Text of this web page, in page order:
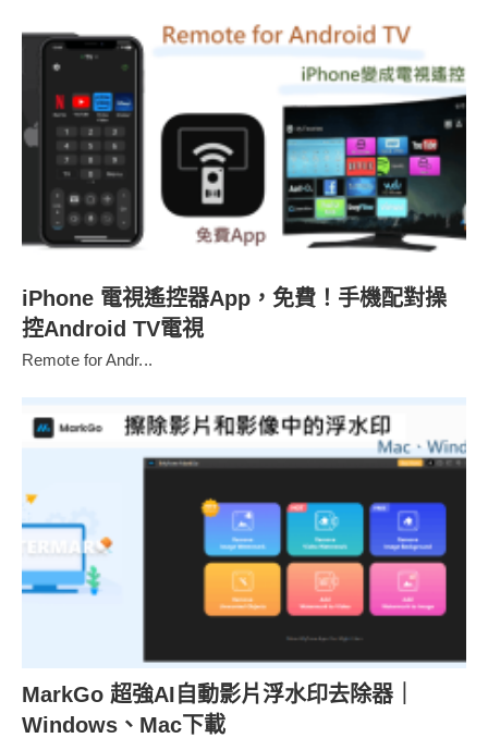
iPhone 電視遙控器App，免費！手機配對操
控Android TV電視
Remote for Andr...
MarkGo 超強AI自動影片浮水印去除器｜
Windows、Mac下載